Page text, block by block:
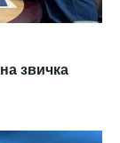
звичка